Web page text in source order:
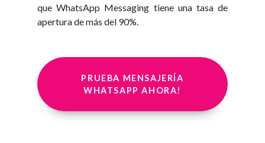
que WhatsApp Messaging tiene una tasa de
apertura de más del 90%.
PRUEBA MENSAJERÍA
WHATSAPP AHORA!